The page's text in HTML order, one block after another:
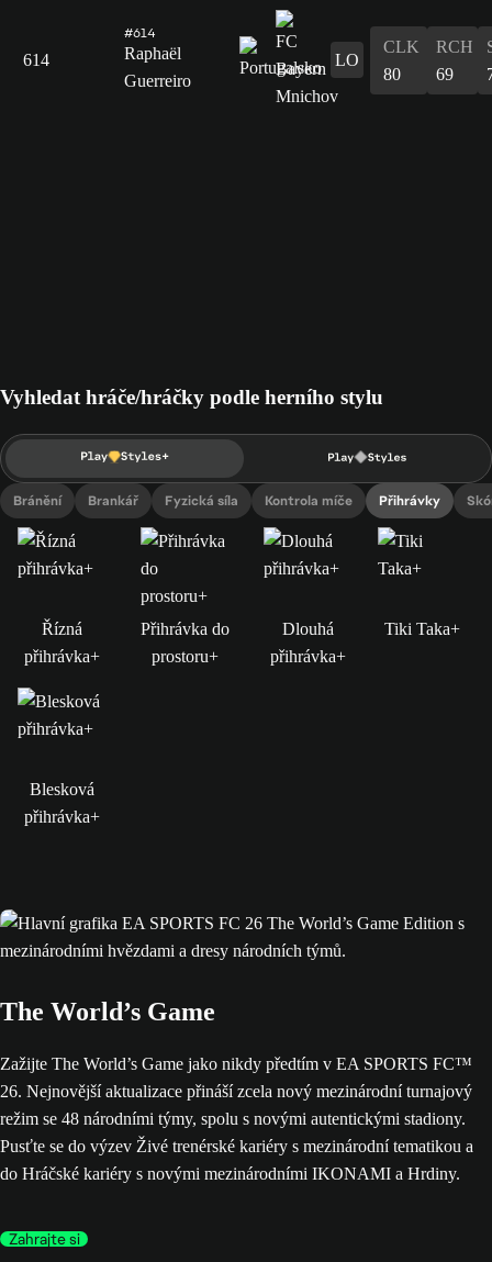
614
#614
Raphaël
Guerreiro
LO
CLK
80
RCH
69
Vyhledat hráče/hráčky podle herního stylu
Bránění Brankář Fyzická síla Kontrola míče Přihrávky
Řízná
přihrávka+
Přihrávka do
prostoru+
Dlouhá
přihrávka+
Tiki Taka+
Blesková
přihrávka+
The World’s Game
Zažijte The World’s Game jako nikdy předtím v EA SPORTS FC™
26. Nejnovější aktualizace přináší zcela nový mezinárodní turnajový
režim se 48 národními týmy, spolu s novými autentickými stadiony.
Pusťte se do výzev Živé trenérské kariéry s mezinárodní tematikou a
do Hráčské kariéry s novými mezinárodními IKONAMI a Hrdiny.
Zahrajte si